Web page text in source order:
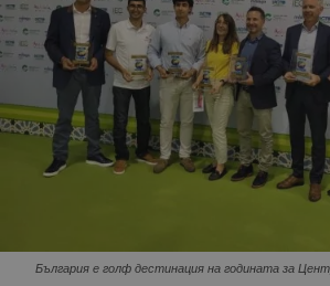
България е голф дестинация на годината за